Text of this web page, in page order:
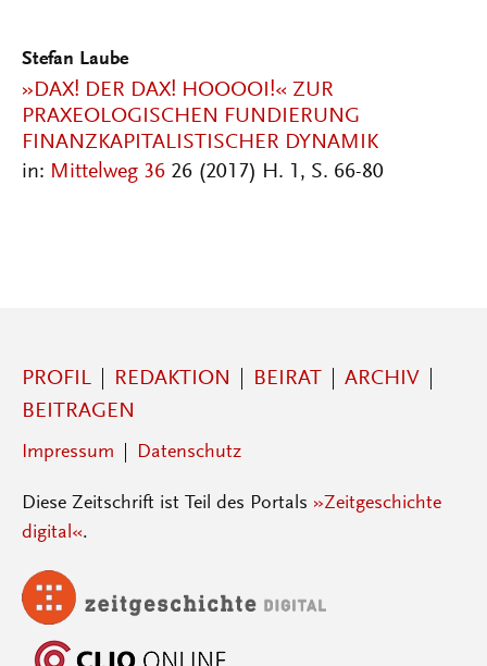
Stefan Laube
»DAX! DER DAX! HOOOOI!« ZUR
PRAXEOLOGISCHEN FUNDIERUNG
FINANZKAPITALISTISCHER DYNAMIK
in: Mittelweg 36 26 (2017) H. 1, S. 66-80
PROFIL REDAKTION BEIRAT
ARCHIV
BEITRAGEN
Impressum Datenschutz
Diese Zeitschrift ist Teil des Portals »Zeitgeschichte
digital«.